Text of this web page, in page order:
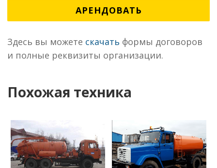
АРЕНДОВАТЬ
Здесь вы можете скачать формы договоров
и полные реквизиты организации.
Похожая техника